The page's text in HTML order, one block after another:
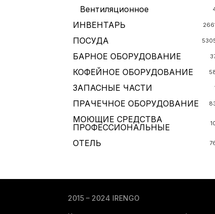
Вентиляционное
ИНВЕНТАРЬ
ПОСУДА
БАРНОЕ ОБОРУДОВАНИЕ
КОФЕЙНОЕ ОБОРУДОВАНИЕ
ЗАПАСНЫЕ ЧАСТИ
ПРАЧЕЧНОЕ ОБОРУДОВАНИЕ
МОЮЩИЕ СРЕДСТВА
ПРОФЕССИОНАЛЬНЫЕ
ОТЕЛЬ
2015 – 2024 IRENGO